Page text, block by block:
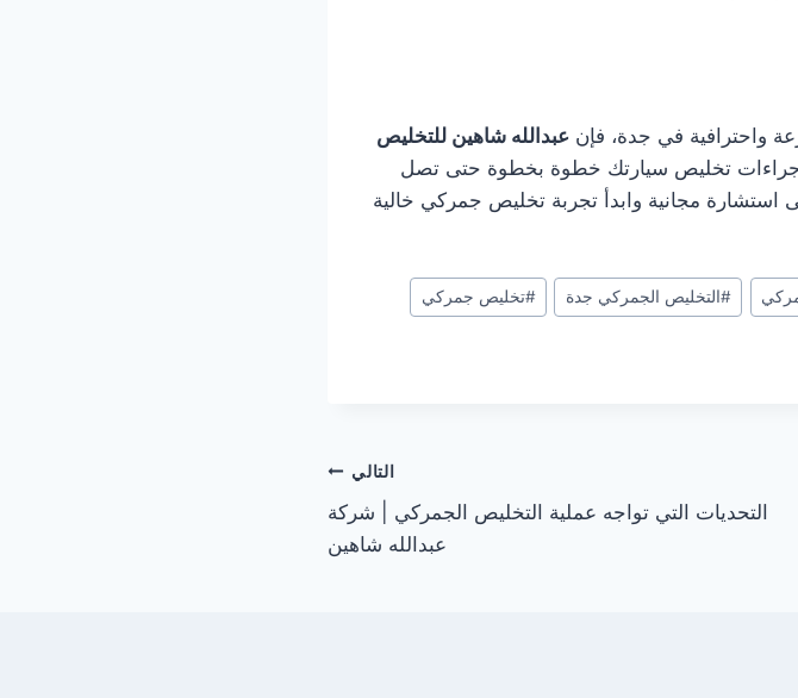
واحترافية في جدة، فإن عبدالله شاهين للتخليص
تخليص سيارتك خطوة بخطوة حتى تصل
استشارة مجانية وابدأ تجربة تخليص جمركي خالية
#التخليص الجمركي جدة #تخليص جمركي
التالي
التحديات التي تواجه عملية التخليص الجمركي | شركة
عبدالله شاهين